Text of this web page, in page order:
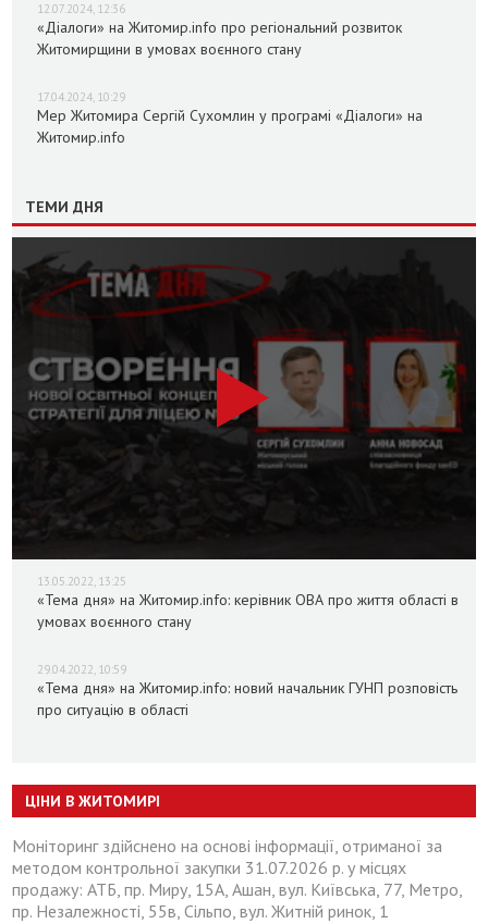
12.07.2024, 12:36
«Діалоги» на Житомир.info про регіональний розвиток
Житомирщини в умовах воєнного стану
17.04.2024, 10:29
Мер Житомира Сергій Сухомлин у програмі «Діалоги» на
Житомир.info
ТЕМИ ДНЯ
13.05.2022, 13:25
«Тема дня» на Житомир.info: керівник ОВА про життя області в
умовах воєнного стану
29.04.2022, 10:59
«Тема дня» на Житомир.info: новий начальник ГУНП розповість
про ситуацію в області
ЦІНИ В ЖИТОМИРІ
Моніторинг здійснено на основі інформації, отриманої за
методом контрольної закупки 31.07.2026 р. у місцях
продажу: АТБ, пр. Миру, 15А, Ашан, вул. Київська, 77, Метро,
пр. Незалежності, 55в, Сільпо, вул. Житній ринок, 1